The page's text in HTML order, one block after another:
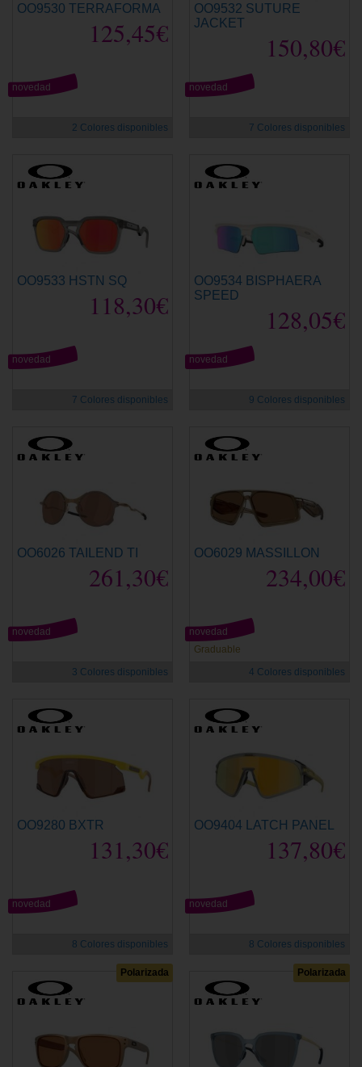
OO9530 TERRAFORMA
125,45€
novedad
2 Colores disponibles
OO9532 SUTURE
JACKET
150,80€
novedad
7 Colores disponibles
OO9533 HSTN SQ
118,30€
novedad
7 Colores disponibles
OO9534 BISPHAERA
SPEED
128,05€
novedad
9 Colores disponibles
OO6026 TAILEND TI
261,30€
novedad
3 Colores disponibles
OO6029 MASSILLON
234,00€
Graduable
novedad
4 Colores disponibles
OO9280 BXTR
131,30€
novedad
8 Colores disponibles
OO9404 LATCH PANEL
137,80€
novedad
8 Colores disponibles
Polarizada Polarizada